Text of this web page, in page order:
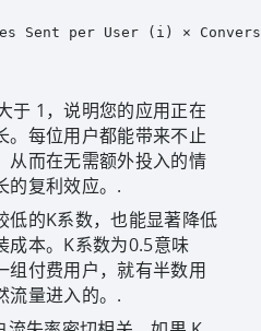
Sent per User (i) ×
于 1，说明您的应用正在
。每位用户都能带来不止
从而在无需额外投入的情
的复利效应。.
低的K系数，也能显著降低
成本。K系数为0.5意味
组付费用户，就有半数用
流量进入的。.